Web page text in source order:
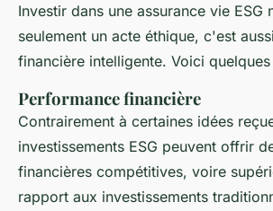
Investir dans une assurance vie ESG
seulement un acte éthique, c'est
financière intelligente. Voici
Performance financière
Contrairement à certaines idées
investissements ESG peuvent offrir
financières compétitives, voire
rapport aux investissements